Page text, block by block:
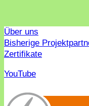
Über uns
Bisherige
Zertifikate
YouTube